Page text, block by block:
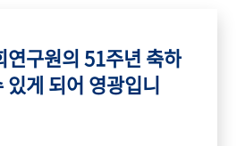
연구원의 51주년 축하
있게 되어 영광입니